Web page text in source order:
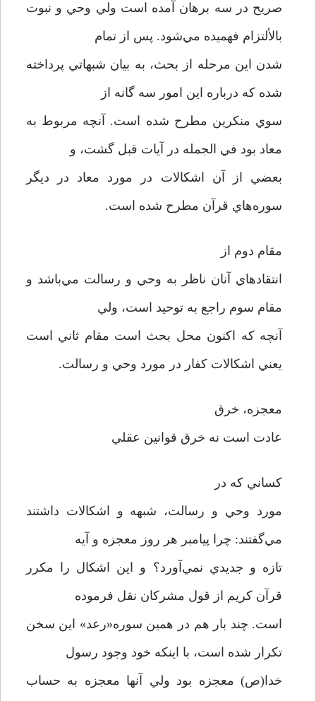
صريح در سه برهان آمده است ولي وحي و نبوت
بالألتزام فهميده مي‌شود. پس از تمام
شدن اين مرحله از بحث، به بيان شبهاتي پرداخته
شده که درباره اين امور سه گانه از
سوي منکرين مطرح شده است. آنچه مربوط به
معاد بود في الجمله در آيات قبل گشت، و
بعضي از آن اشکالات در مورد معاد در ديگر
سوره‌هاي قرآن مطرح شده است.
مقام دوم از
انتقادهاي آنان ناظر به وحي و رسالت مي‌باشد و
مقام سوم راجع به توحيد است، ولي
آنچه که اکنون محل بحث است مقام ثاني است
يعني اشکالات کفار در مورد وحي و رسالت.
معجزه، خرق
عادت است نه خرق قوانين عقلي
کساني که در
مورد وحي و رسالت، شبهه و اشکالات داشتند
مي‌گفتند: چرا پيامبر هر روز معجزه و آيه
تازه و جديدي نمي‌آورد؟ و اين اشکال را مکرر
قرآن کريم از قول مشرکان نقل فرموده
است. چند بار هم در همين سوره«رعد» اين سخن
تکرار شده است، با اينکه خود وجود رسول
خدا(ص) معجزه بود ولي آنها معجزه به حساب